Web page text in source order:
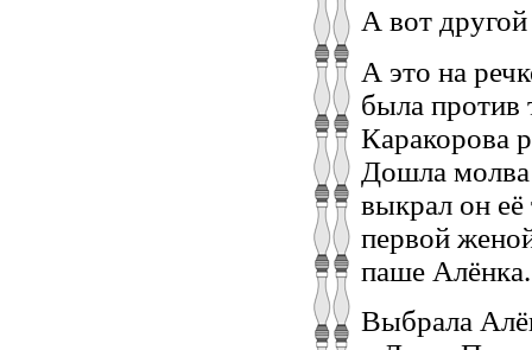
А вот
А это на
была против
Каракорова
Дошла молва
выкрал он
первой
паше
Выбрала